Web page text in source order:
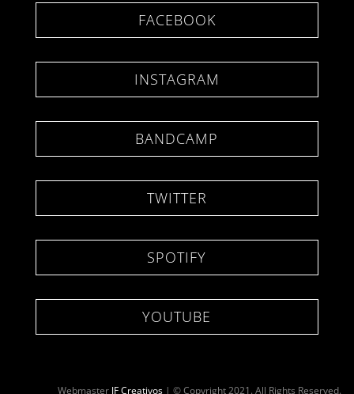
FACEBOOK
INSTAGRAM
BANDCAMP
TWITTER
SPOTIFY
YOUTUBE
Webmaster JF Creativos| © Copyright 2021. All Rights Reserved.